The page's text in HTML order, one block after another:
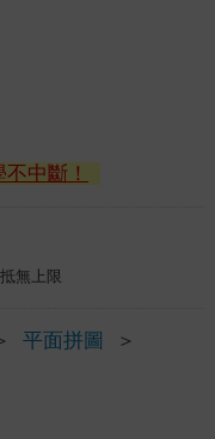
中斷！
無上限
平面拼圖
＞